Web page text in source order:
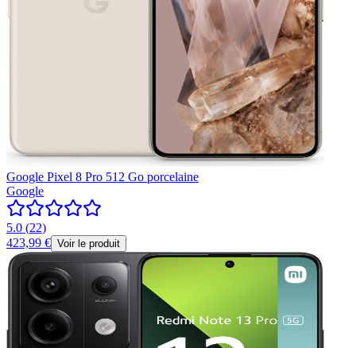
Google Pixel 8 Pro 512 Go porcelaine
Google
5.0 (22)
423,99 € Voir le produit